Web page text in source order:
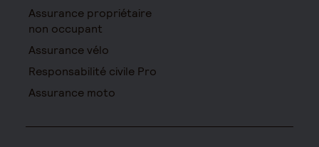
Assurance propriétaire
non occupant
Assurance vélo
Responsabilité civile Pro
Assurance moto